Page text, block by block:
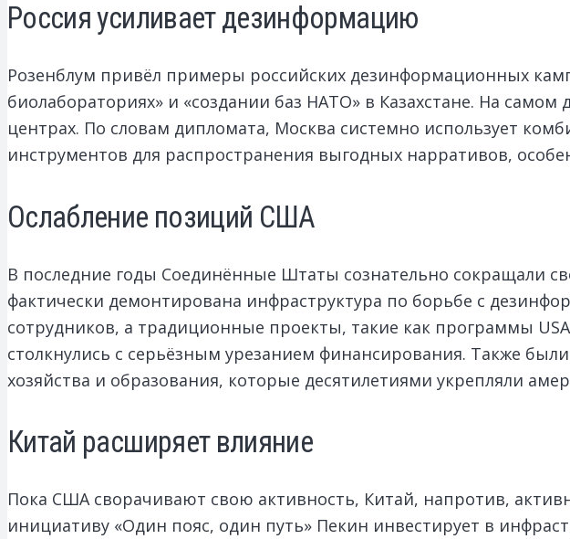
Россия усиливает дезинформацию
Розенблум привёл примеры российских дезинформационных
биолабораториях» и «создании баз НАТО» в Казахстане. На
центрах. По словам дипломата, Москва системно использует
инструментов для распространения выгодных нарративов,
Ослабление позиций США
В последние годы Соединённые Штаты сознательно сокращали
фактически демонтирована инфраструктура по борьбе с
сотрудников, а традиционные проекты, такие как программы
столкнулись с серьёзным урезанием финансирования. Также
хозяйства и образования, которые десятилетиями укрепляли
Китай расширяет влияние
Пока США сворачивают свою активность, Китай, напротив,
инициативу «Один пояс, один путь» Пекин инвестирует в